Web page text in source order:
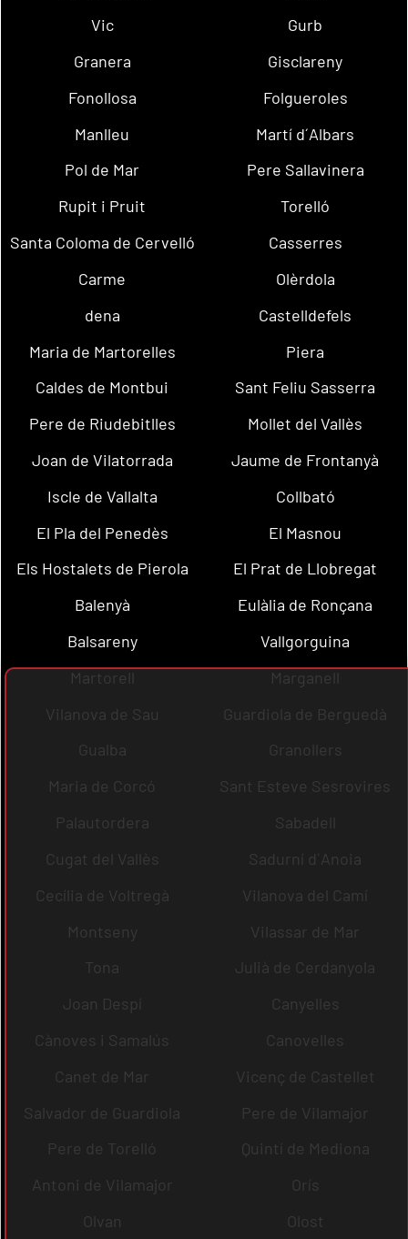
Vic
Gurb
Granera
Gisclareny
Fonollosa
Folgueroles
Manlleu
Martí d´Albars
Pol de Mar
Pere Sallavinera
Rupit i Pruit
Torelló
Santa Coloma de Cervelló
Casserres
Carme
Olèrdola
dena
Castelldefels
Maria de Martorelles
Piera
Caldes de Montbui
Sant Feliu Sasserra
Pere de Riudebitlles
Mollet del Vallès
Joan de Vilatorrada
Jaume de Frontanyà
Iscle de Vallalta
Collbató
El Pla del Penedès
El Masnou
Els Hostalets de Pierola
El Prat de Llobregat
Balenyà
Eulàlia de Ronçana
Balsareny
Vallgorguina
Martorell
Marganell
Vilanova de Sau
Guardiola de Berguedà
Gualba
Granollers
Maria de Corcó
Sant Esteve Sesrovires
Palautordera
Sabadell
Cugat del Vallès
Sadurní d´Anoia
Cecília de Voltregà
Vilanova del Camí
Montseny
Vilassar de Mar
Tona
Julià de Cerdanyola
Joan Despí
Canyelles
Cànoves i Samalús
Canovelles
Canet de Mar
Vicenç de Castellet
Salvador de Guardiola
Pere de Vilamajor
Pere de Torelló
Quintí de Mediona
Antoni de Vilamajor
Orís
Olvan
Olost